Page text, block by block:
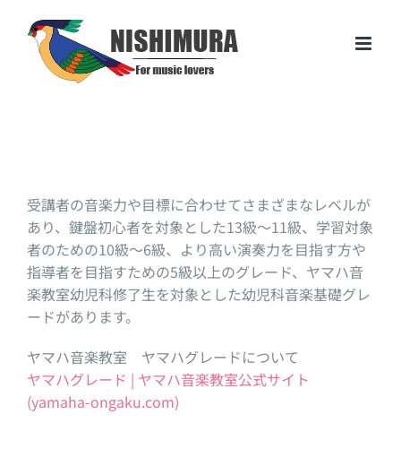
content
受講者の音楽力や目標に合わせてさまざまなレベルが
あり、鍵盤初心者を対象とした13級～11級、学習対象
者のための10級～6級、より高い演奏力を目指す方や
指導者を目指すための5級以上のグレード、ヤマハ音
楽教室幼児科修了生を対象とした幼児科音楽基礎グレ
ードがあります。
ヤマハ音楽教室 ヤマハグレードについて
ヤマハグレード | ヤマハ音楽教室公式サイト
(yamaha-ongaku.com)